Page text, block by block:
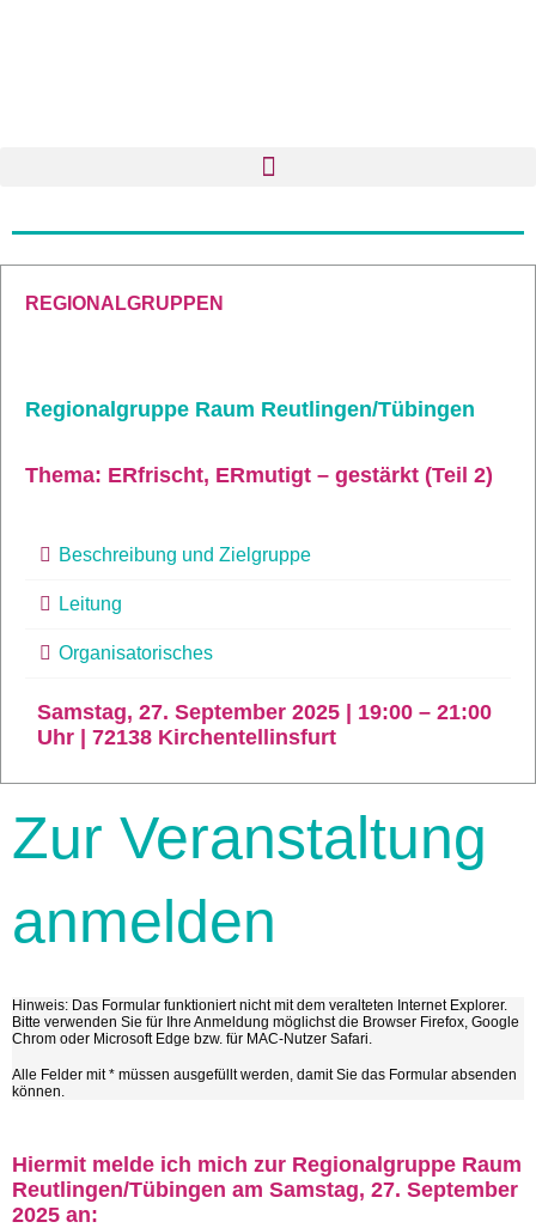
REGIONALGRUPPEN
Regionalgruppe Raum Reutlingen/Tübingen
Thema: ERfrischt, ERmutigt – gestärkt (Teil 2)
Beschreibung und Zielgruppe
Leitung
Organisatorisches
Samstag, 27. September 2025 | 19:00 – 21:00
Uhr | 72138 Kirchentellinsfurt
Zur Veranstaltung
anmelden
Hinweis: Das Formular funktioniert nicht mit dem veralteten Internet Explorer.
Bitte verwenden Sie für Ihre Anmeldung möglichst die Browser Firefox, Google
Chrom oder Microsoft Edge bzw. für MAC-Nutzer Safari.
Alle Felder mit * müssen ausgefüllt werden, damit Sie das Formular absenden
können.
Hiermit melde ich mich zur Regionalgruppe Raum
Reutlingen/Tübingen am Samstag, 27. September
2025 an: